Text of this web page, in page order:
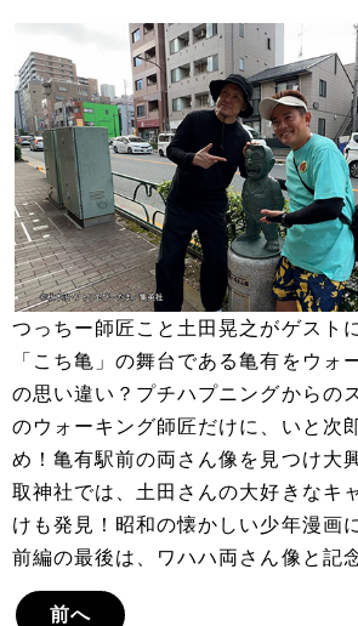
つっちー師匠こと土田晃之がゲスト
「こち亀」の舞台である亀有をウォ
の思い違い？プチハプニングからの
のウォーキング師匠だけに、いと次
め！亀有駅前の両さん像を見つけ大
取神社では、土田さんの大好きなキ
けも発見！昭和の懐かしい少年漫画
前編の最後は、ワハハ両さん像と記
前へ